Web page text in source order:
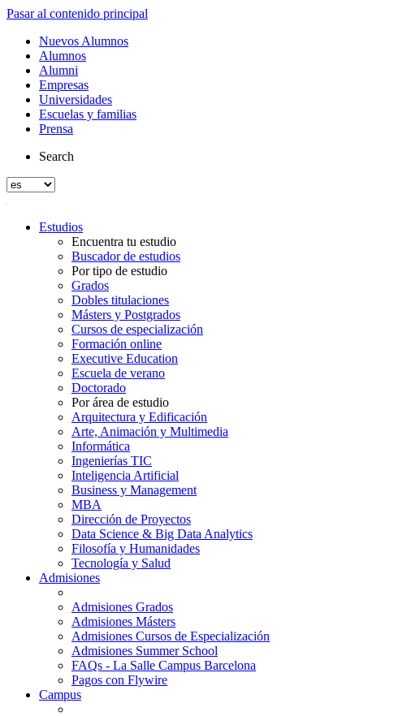
Pasar al contenido principal
Nuevos Alumnos
Alumnos
Alumni
Empresas
Universidades
Escuelas y familias
Prensa
Search
Estudios
Encuentra tu estudio
Buscador de estudios
Por tipo de estudio
Grados
Dobles titulaciones
Másters y Postgrados
Cursos de especialización
Formación online
Executive Education
Escuela de verano
Doctorado
Por área de estudio
Arquitectura y Edificación
Arte, Animación y Multimedia
Informática
Ingenierías TIC
Inteligencia Artificial
Business y Management
MBA
Dirección de Proyectos
Data Science & Big Data Analytics
Filosofía y Humanidades
Tecnología y Salud
Admisiones
Admisiones Grados
Admisiones Másters
Admisiones Cursos de Especialización
Admisiones Summer School
FAQs - La Salle Campus Barcelona
Pagos con Flywire
Campus